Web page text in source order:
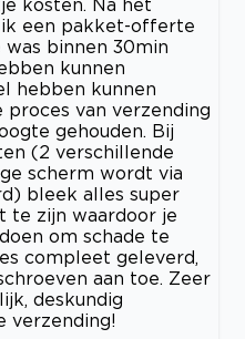
kosten. Na het
een pakket-offerte
was binnen 30min
kunnen
hebben kunnen
van verzending
gehouden. Bij
(2 verschillende
scherm wordt via
bleek alles super
te zijn waardoor je
om schade te
compleet geleverd,
aan toe. Zeer
deskundig
verzending!